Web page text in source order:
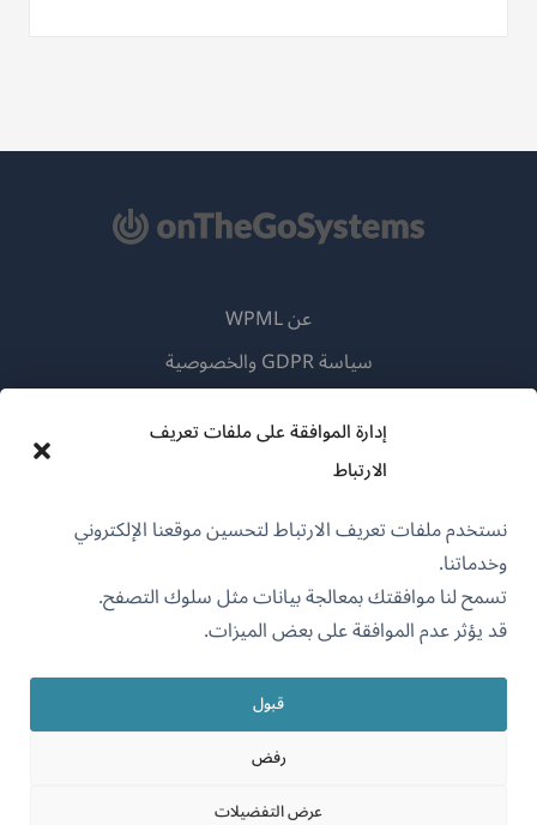
إدارة الموافقة على ملفات تعريف
الارتباط
نستخدم ملفات تعريف الارتباط لتحسين موقعنا الإلكتروني
وخدماتنا.
تسمح لنا موافقتك بمعالجة بيانات مثل سلوك التصفح.
قد يؤثر عدم الموافقة على بعض الميزات.
قبول
رفض
عرض التفضيلات
© 2026
OnTheGoSystems Limited (يفتح
نافذة
العربية
عن WPML
سياسة GDPR والخصوصية
في
نافذة
جديدة)
(يفتح
جديدة)
(يفتح
نافذة
جديدة)